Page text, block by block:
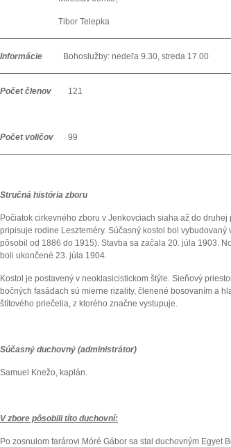
Tibor Telepka
Informácie Bohoslužby: nedeľa 9.30, streda 17.00
Počet členov 121
Počet voličov 99
Stručná história zboru
Počiatok cirkevného zboru v Jenkovciach siaha až do
pripisuje rodine Leszteméry. Súčasný kostol bol
pôsobil od 1886 do 1915). Stavba sa začala 20. júla 1903.
boli ukončené 23. júla 1904.
Kostol je postavený v neoklasicistickom štýle. Sieňový
bočných fasádach sú mierne rizality, členené bosovaním a
štítového priečelia, z ktorého značne vystupuje.
Súčasný duchovný (administrátor)
Samuel Knežo, kaplán.
V zbore pôsobili títo duchovní:
Po zosnulom farárovi Móré Gábor sa stal duchovným Egyet